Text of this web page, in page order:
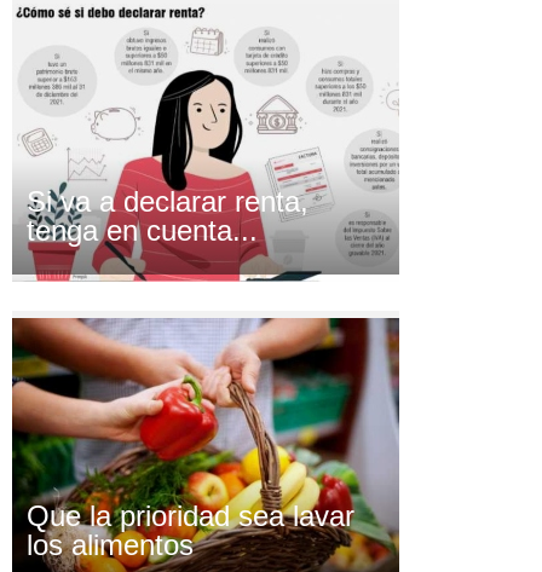
Si va a declarar renta,
tenga en cuenta...
Que la prioridad sea lavar
los alimentos